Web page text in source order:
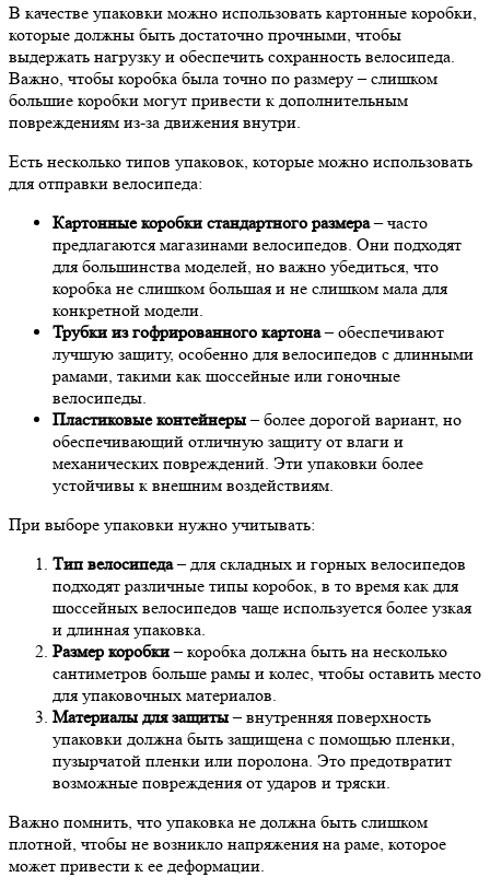
В качестве упаковки можно использовать картонные коробки,
которые должны быть достаточно прочными, чтобы
выдержать нагрузку и обеспечить сохранность велосипеда.
Важно, чтобы коробка была точно по размеру – слишком
большие коробки могут привести к дополнительным
повреждениям из-за движения внутри.
Есть несколько типов упаковок, которые можно использовать
для отправки велосипеда:
Картонные коробки стандартного размера– часто
предлагаются магазинами велосипедов. Они подходят
для большинства моделей, но важно убедиться, что
коробка не слишком большая и не слишком мала для
конкретной модели.
Трубки из гофрированного картона– обеспечивают
лучшую защиту, особенно для велосипедов с длинными
рамами, такими как шоссейные или гоночные
велосипеды.
Пластиковые контейнеры– более дорогой вариант, но
обеспечивающий отличную защиту от влаги и
механических повреждений. Эти упаковки более
устойчивы к внешним воздействиям.
При выборе упаковки нужно учитывать:
Тип велосипеда– для складных и горных велосипедов
подходят различные типы коробок, в то время как для
шоссейных велосипедов чаще используется более узкая
и длинная упаковка.
Размер коробки– коробка должна быть на несколько
сантиметров больше рамы и колес, чтобы оставить место
для упаковочных материалов.
Материалы для защиты– внутренняя поверхность
упаковки должна быть защищена с помощью пленки,
пузырчатой пленки или поролона. Это предотвратит
возможные повреждения от ударов и тряски.
Важно помнить, что упаковка не должна быть слишком
плотной, чтобы не возникло напряжения на раме, которое
может привести к ее деформации.